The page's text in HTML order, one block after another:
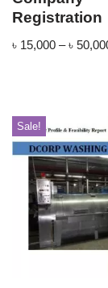
Registration
৳ 15,000 – ৳
Sale!